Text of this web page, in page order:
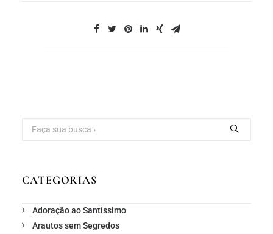
CATEGORIAS
Adoração ao Santíssimo
Arautos sem Segredos